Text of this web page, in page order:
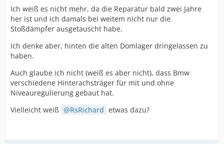
Ich weiß es nicht mehr, da die Reparatur bald zwei Jahre
her ist und ich damals bei weitem nicht nur die
Stoßdämpfer ausgetauscht habe.
Ich denke aber, hinten die alten Domlager dringelassen zu
haben.
Auch glaube ich nicht (weiß es aber nicht), dass Bmw
verschiedene Hinterachsträger für mit und ohne
Niveauregulierung gebaut hat.
Vielleicht weiß
RsRichard etwas dazu?